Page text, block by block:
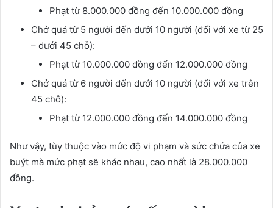
Phạt từ 8.000.000 đồng đến 10.000.000 đồng
Chở quá từ 5 người đến dưới 10 người (đối với xe từ 25
– dưới 45 chỗ):
Phạt từ 10.000.000 đồng đến 12.000.000 đồng
Chở quá từ 6 người đến dưới 10 người (đối với xe trên
45 chỗ):
Phạt từ 12.000.000 đồng đến 14.000.000 đồng
Như vậy, tùy thuộc vào mức độ vi phạm và sức chứa của xe
buýt mà mức phạt sẽ khác nhau, cao nhất là 28.000.000
đồng.